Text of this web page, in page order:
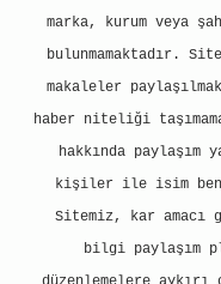
marka, kurum veya
bulunmamaktadır.
makaleler
haber niteliği
hakkında paylaşım
kişiler ile isim
Sitemiz, kar amacı
bilgi paylaşım